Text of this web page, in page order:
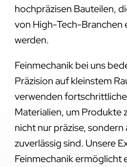
hochpräzisen Bauteilen,
von High-Tech-Branchen
werden.
Feinmechanik bei uns
Präzision auf kleinstem
verwenden
Materialien, um Produkte
nicht nur präzise,
zuverlässig sind. Unsere
Feinmechanik ermöglicht